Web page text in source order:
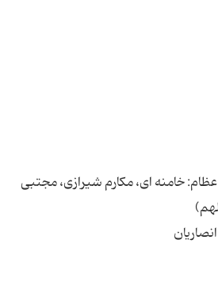
عظام: خامنه ای، مکارم شیرازی، مجتبی